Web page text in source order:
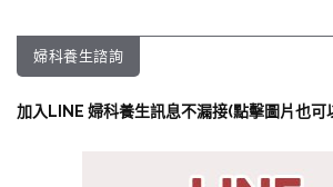
婦科養生諮詢
加入LINE 婦科養生訊息不漏接(點擊圖片也可